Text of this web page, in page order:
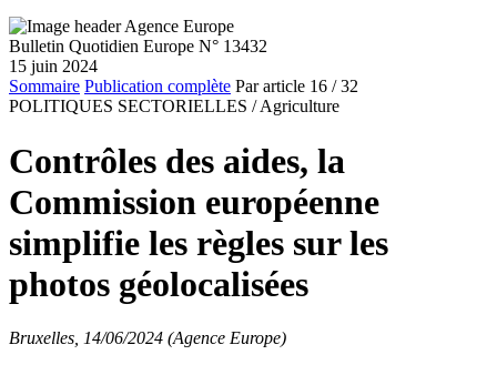
Bulletin Quotidien Europe N° 13432
15 juin 2024
Sommaire Publication complète Par article 16 / 32
POLITIQUES SECTORIELLES / Agriculture
Contrôles des aides, la
Commission européenne
simplifie les règles sur les
photos géolocalisées
Bruxelles, 14/06/2024 (Agence Europe)